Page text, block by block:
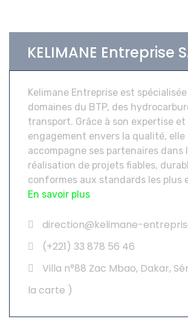
KELIMANE Entreprise
Kelimane Entreprise est
domaines du BTP, des
transport. Grâce à son expertise et
engagement envers la qualité, elle
accompagne ses partenaires dans
réalisation de projets fiables,
conformes aux standards les plus
En savoir plus
direction@kelimane-
(+221) 33 878 56 46
Villa n°88 Zac Mbao, Dakar,
la carte )